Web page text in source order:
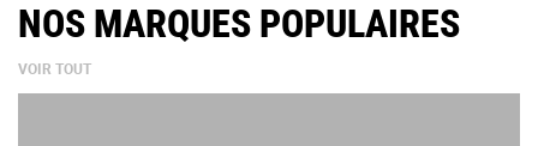
NOS MARQUES POPULAIRES
VOIR TOUT